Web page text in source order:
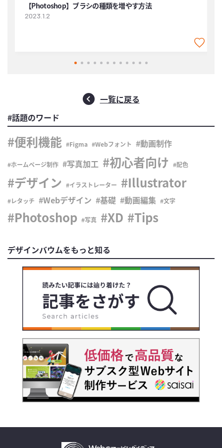
【Photoshop】ブラシの種類を増やす方法
2023.1.2
一覧に戻る
#話題のワード
便利機能 Figma Webフォント 動画制作
ホームページ制作 写真加工 初心者向け 配色
デザイン イラストレーター Illustrator
レタッチ Webデザイン 基礎 動画編集 文字
Photoshop 写真 XD Tips
デザインバウムをもっと知る